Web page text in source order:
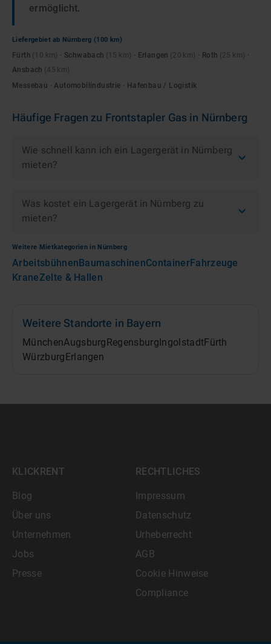
ermöglicht.
Liefergebiet ab Nürnberg (100 km)
Fürth · Schwabach · Erlangen · Roth
·
Ansbach
Messebau · Automobilindustrie · Hafenbau / Logistik
Häufige Fragen zu Frontstapler Gas in Nürnberg
Wie schnell kann ich ein Lagergerät in Nürnberg
mieten?
Was kostet ein Lagergerät in Nürnberg zu
mieten?
Weitere Mietkategorien in Nürnberg
ArbeitsbühnenBaumaschinenContainerFahrzeuge
KraneZelte & Hallen
Weitere Standorte in Bayern
MünchenAugsburg Regensburg IngolstadtFürth
Würzburg Erlangen
KLICKRENT
Blog
Über uns
Unternehmen
Jobs
Presse
RECHTLICHES
Impressum
Datenschutz
Urheberrecht
AGB
Cookie Hinweise
Compliance